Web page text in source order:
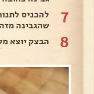
7
שהגבינה
8 הבצק יוצא